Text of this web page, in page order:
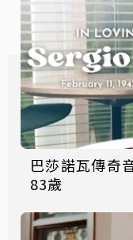
巴莎諾瓦傳奇
83歲